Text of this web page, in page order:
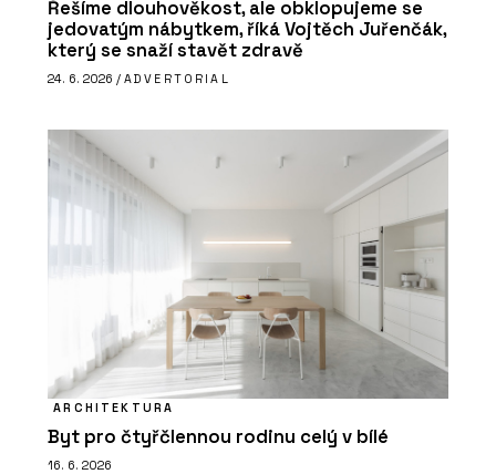
Řešíme dlouhověkost, ale obklopujeme se
jedovatým nábytkem, říká Vojtěch Juřenčák,
který se snaží stavět zdravě
24. 6. 2026 / ADVERTORIAL
ARCHITEKTURA
Byt pro čtyřčlennou rodinu celý v bílé
16. 6. 2026